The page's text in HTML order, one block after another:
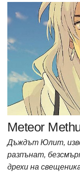
Meteor
Дъждът Юлит,
разпънат,
дрехи на